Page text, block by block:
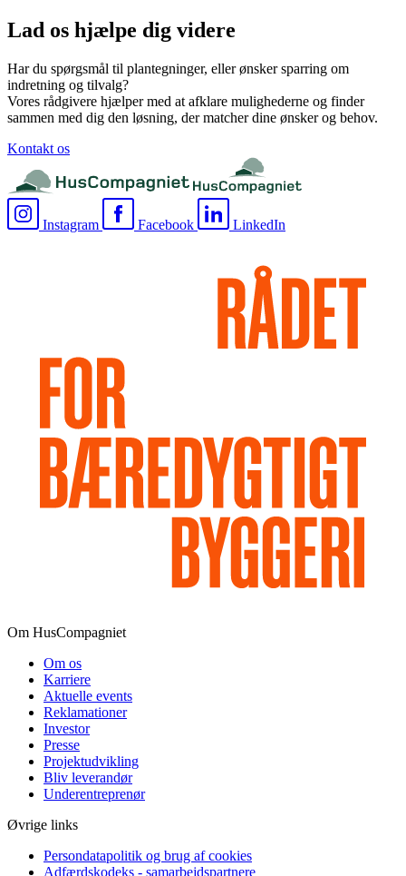
Lad os hjælpe dig videre
Har du spørgsmål til plantegninger, eller ønsker sparring om
indretning og tilvalg?
Vores rådgivere hjælper med at afklare mulighederne og finder
sammen med dig den løsning, der matcher dine ønsker og behov.
Kontakt os
Instagram Facebook LinkedIn
Om HusCompagniet
Om os
Karriere
Aktuelle events
Reklamationer
Investor
Presse
Projektudvikling
Bliv leverandør
Underentreprenør
Øvrige links
Persondatapolitik og brug af cookies
Adfærdskodeks - samarbejdspartnere